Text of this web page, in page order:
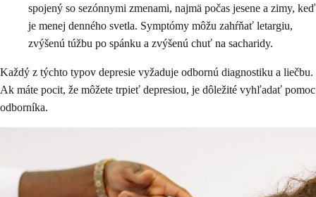
spojený so sezónnymi zmenami, najmä počas jesene a zimy, keď
je menej denného svetla. Symptómy môžu zahŕňať letargiu,
zvýšenú túžbu po spánku a zvýšenú chuť na sacharidy.
Každý z týchto typov depresie vyžaduje odbornú diagnostiku a liečbu.
Ak máte pocit, že môžete trpieť depresiou, je dôležité vyhľadať pomoc
odborníka.